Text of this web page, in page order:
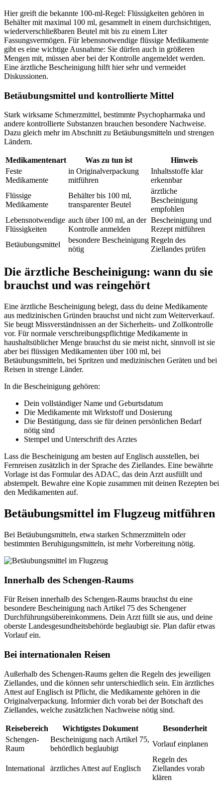
Hier greift die bekannte 100-ml-Regel: Flüssigkeiten gehören in
Behälter mit maximal 100 ml, gesammelt in einem durchsichtigen,
wiederverschließbaren Beutel mit bis zu einem Liter
Fassungsvermögen. Für lebensnotwendige flüssige Medikamente
gibt es eine wichtige Ausnahme: Sie dürfen auch in größeren
Mengen mit, müssen aber bei der Kontrolle angemeldet werden.
Eine ärztliche Bescheinigung hilft hier sehr und vermeidet
Diskussionen.
Betäubungsmittel und kontrollierte Mittel
Stark wirksame Schmerzmittel, bestimmte Psychopharmaka und
andere kontrollierte Substanzen brauchen besondere Nachweise.
Dazu gleich mehr im Abschnitt zu Betäubungsmitteln und strengen
Ländern.
Medikamentenart Was zu tun ist
Hinweis
Feste
Medikamente
in Originalverpackung
mitführen
Inhaltsstoffe klar
erkennbar
Flüssige
Medikamente
Behälter bis 100 ml,
transparenter Beutel
ärztliche
Bescheinigung
empfohlen
Lebensnotwendige
Flüssigkeiten
auch über 100 ml, an der
Kontrolle anmelden
Bescheinigung und
Rezept mitführen
Betäubungsmittel
besondere Bescheinigung
nötig
Regeln des
Ziellandes prüfen
Die ärztliche Bescheinigung: wann du sie
brauchst und was reingehört
Eine ärztliche Bescheinigung belegt, dass du deine Medikamente
aus medizinischen Gründen brauchst und nicht zum Weiterverkauf.
Sie beugt Missverständnissen an der Sicherheits- und Zollkontrolle
vor. Für normale verschreibungspflichtige Medikamente in
haushaltsüblicher Menge brauchst du sie meist nicht, sinnvoll ist sie
aber bei flüssigen Medikamenten über 100 ml, bei
Betäubungsmitteln, bei Spritzen und medizinischen Geräten und bei
Reisen in strenge Länder.
In die Bescheinigung gehören:
Dein vollständiger Name und Geburtsdatum
Die Medikamente mit Wirkstoff und Dosierung
Die Bestätigung, dass sie für deinen persönlichen Bedarf
nötig sind
Stempel und Unterschrift des Arztes
Lass die Bescheinigung am besten auf Englisch ausstellen, bei
Fernreisen zusätzlich in der Sprache des Ziellandes. Eine bewährte
Vorlage ist das Formular des ADAC, das dein Arzt ausfüllt und
abstempelt. Bewahre eine Kopie zusammen mit deinen Rezepten bei
den Medikamenten auf.
Betäubungsmittel im Flugzeug mitführen
Bei Betäubungsmitteln, etwa starken Schmerzmitteln oder
bestimmten Beruhigungsmitteln, ist mehr Vorbereitung nötig.
Innerhalb des Schengen-Raums
Für Reisen innerhalb des Schengen-Raums brauchst du eine
besondere Bescheinigung nach Artikel 75 des Schengener
Durchführungsübereinkommens. Dein Arzt füllt sie aus, und deine
oberste Landesgesundheitsbehörde beglaubigt sie. Plan dafür etwas
Vorlauf ein.
Bei internationalen Reisen
Außerhalb des Schengen-Raums gelten die Regeln des jeweiligen
Ziellandes, und die können sehr unterschiedlich sein. Ein ärztliches
Attest auf Englisch ist Pflicht, die Medikamente gehören in die
Originalverpackung. Informier dich vorab bei der Botschaft des
Ziellandes, welche zusätzlichen Nachweise nötig sind.
Reisebereich Wichtigstes Dokument
Besonderheit
Schengen-
Raum
Bescheinigung nach Artikel 75,
behördlich beglaubigt
Vorlauf einplanen
International ärztliches Attest auf Englisch
Regeln des
Ziellandes vorab
klären